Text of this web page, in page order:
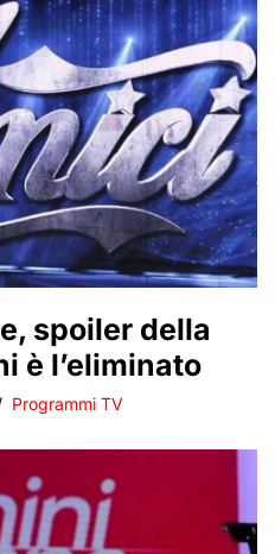
spoiler della
è l’eliminato
Programmi TV